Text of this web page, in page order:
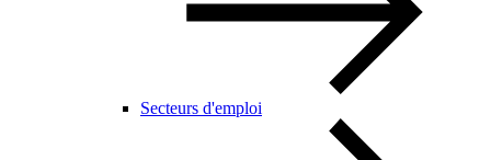
Secteurs d'emploi